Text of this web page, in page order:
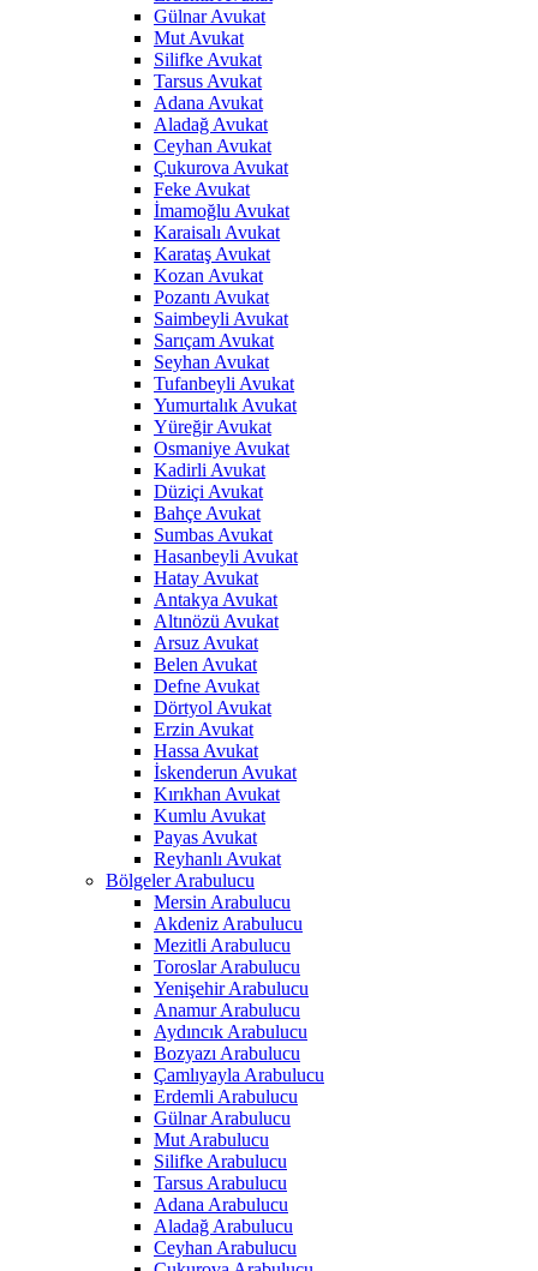
Gülnar Avukat
Mut Avukat
Silifke Avukat
Tarsus Avukat
Adana Avukat
Aladağ Avukat
Ceyhan Avukat
Çukurova Avukat
Feke Avukat
İmamoğlu Avukat
Karaisalı Avukat
Karataş Avukat
Kozan Avukat
Pozantı Avukat
Saimbeyli Avukat
Sarıçam Avukat
Seyhan Avukat
Tufanbeyli Avukat
Yumurtalık Avukat
Yüreğir Avukat
Osmaniye Avukat
Kadirli Avukat
Düziçi Avukat
Bahçe Avukat
Sumbas Avukat
Hasanbeyli Avukat
Hatay Avukat
Antakya Avukat
Altınözü Avukat
Arsuz Avukat
Belen Avukat
Defne Avukat
Dörtyol Avukat
Erzin Avukat
Hassa Avukat
İskenderun Avukat
Kırıkhan Avukat
Kumlu Avukat
Payas Avukat
Reyhanlı Avukat
Bölgeler Arabulucu
Mersin Arabulucu
Akdeniz Arabulucu
Mezitli Arabulucu
Toroslar Arabulucu
Yenişehir Arabulucu
Anamur Arabulucu
Aydıncık Arabulucu
Bozyazı Arabulucu
Çamlıyayla Arabulucu
Erdemli Arabulucu
Gülnar Arabulucu
Mut Arabulucu
Silifke Arabulucu
Tarsus Arabulucu
Adana Arabulucu
Aladağ Arabulucu
Ceyhan Arabulucu